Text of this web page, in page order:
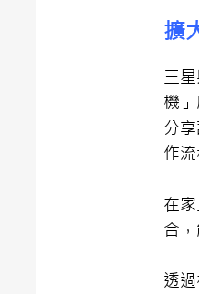
擴
三
機
分
作流
在
合
透